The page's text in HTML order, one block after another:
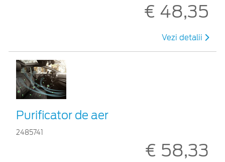
€ 48,35
Vezi detalii
Purificator de aer
2485741
€ 58,33